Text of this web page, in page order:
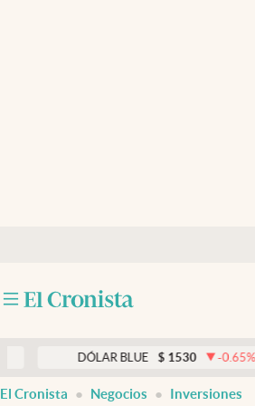
DÓLAR BLUE $ 1530 -0.65 %
El Cronista Negocios Inversiones